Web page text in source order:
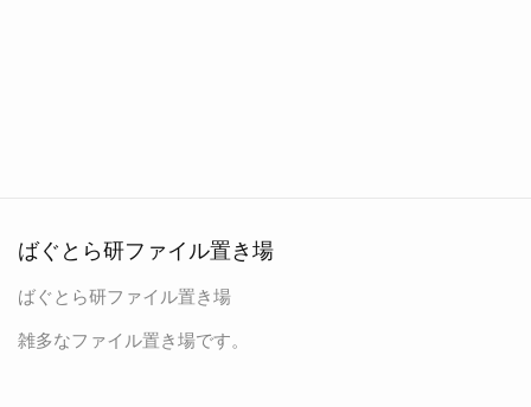
ばぐとら研ファイル置き場
ばぐとら研ファイル置き場
雑多なファイル置き場です。